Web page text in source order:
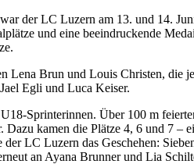
der LC Luzern am 13. und 14.
und eine beeindruckende
Lena Brun und Louis Christen,
Egli und Luca Keiser.
Sprinterinnen. Über 100 m
Dazu kamen die Plätze 4, 6 und 7 –
LC Luzern das Geschehen:
an Ayana Brunner und Lia